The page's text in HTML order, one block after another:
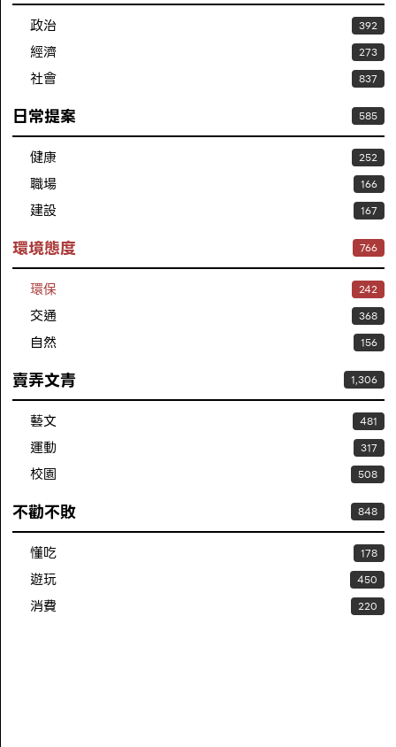
政治 392
經濟 273
社會 837
日常提案 585
健康 252
職場 166
建設 167
環境態度 766
環保 242
交通 368
自然 156
賣弄文青 1,306
藝文 481
運動 317
校園 508
不勸不敗 848
懂吃 178
遊玩 450
消費 220